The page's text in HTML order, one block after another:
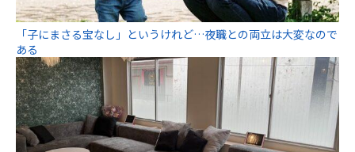
「子にまさる宝なし」というけれど…夜職との両立は大変なので
ある